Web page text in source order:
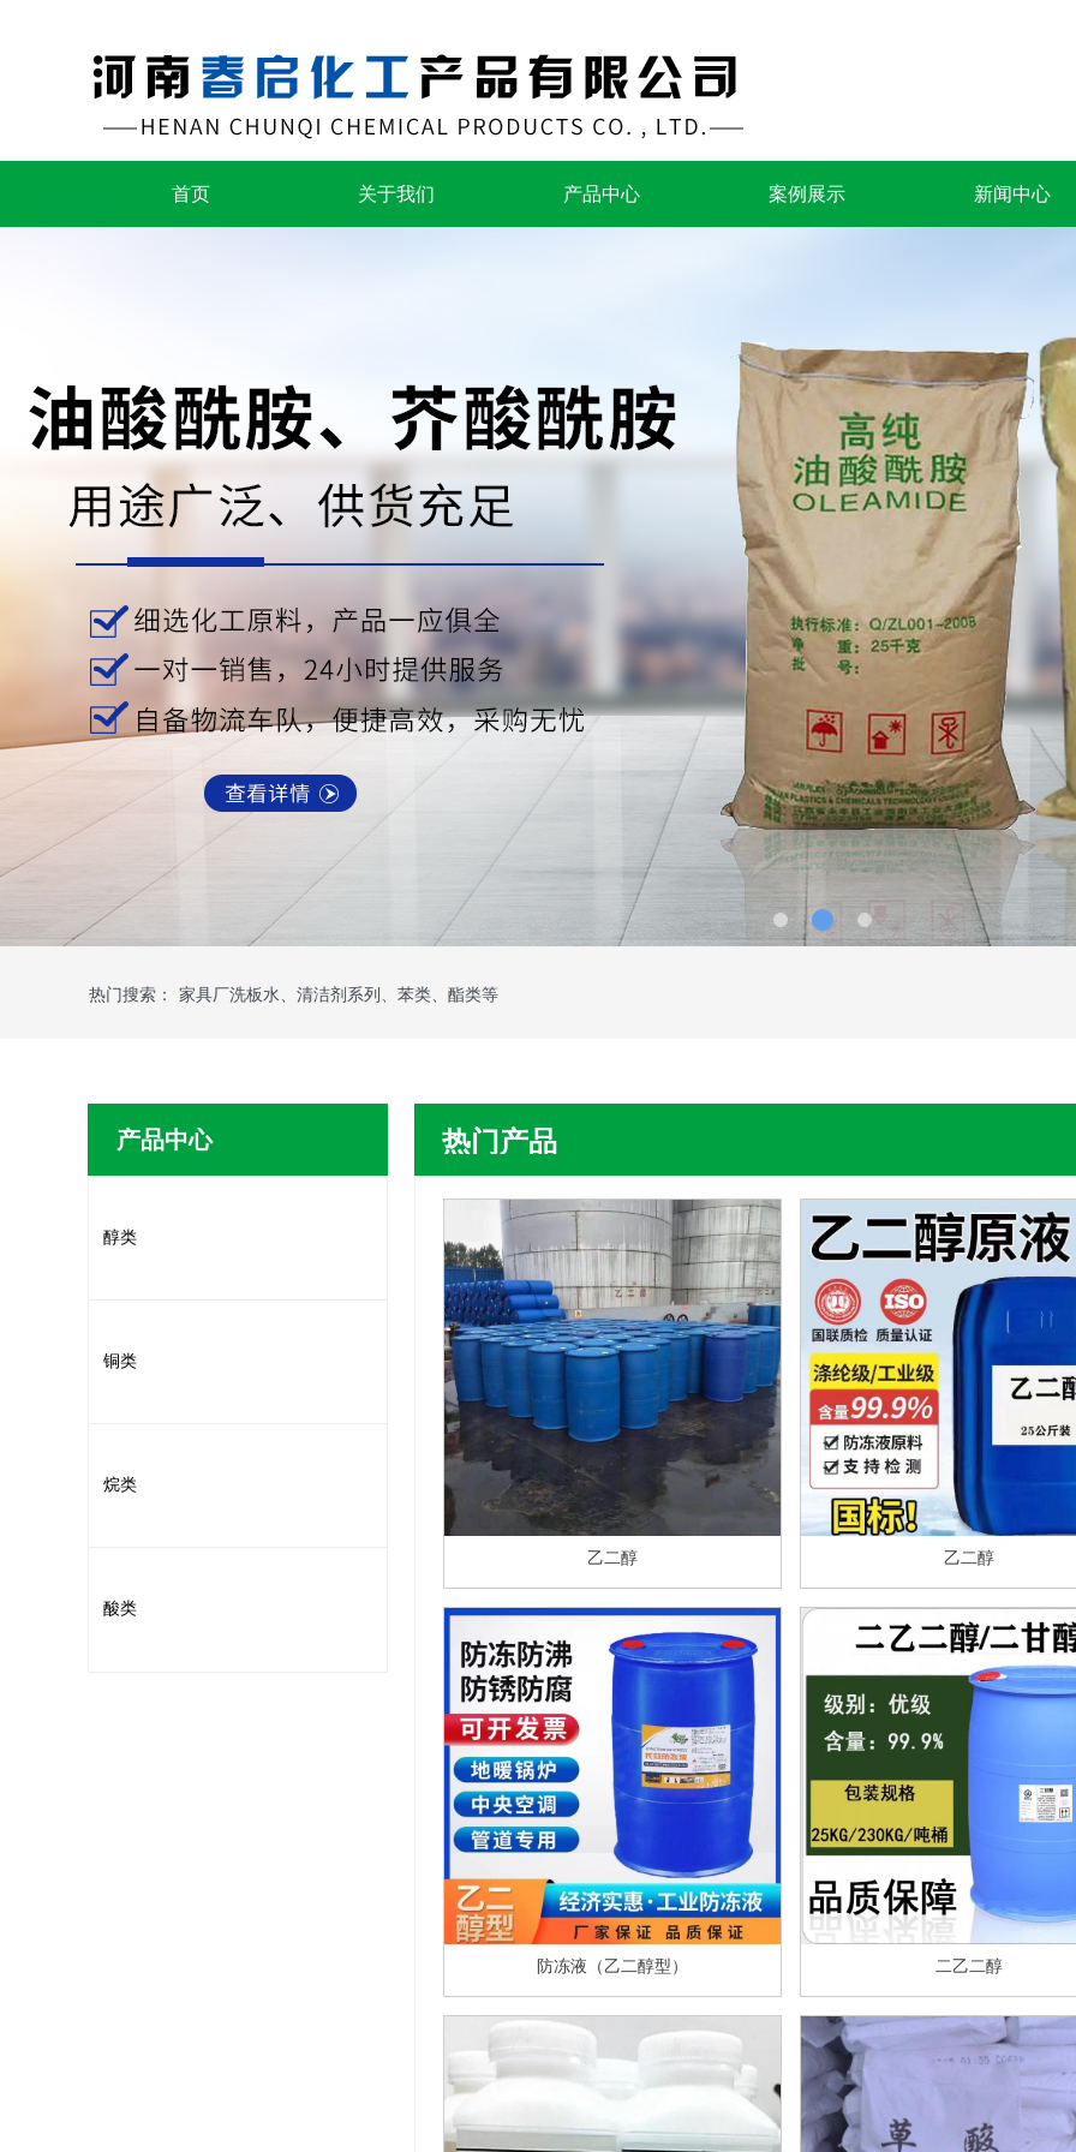
首页 关于我们 产品中心 案例展示 新闻中心
热门搜索： 家具厂洗板水、清洁剂系列、苯类、酯类等
产品中心 热门产品
醇类
铜类
烷类
酸类
乙二醇 乙二醇
防冻液（乙二醇型） 二乙二醇